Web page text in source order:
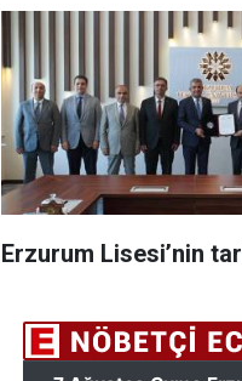
Erzurum Lisesi’nin